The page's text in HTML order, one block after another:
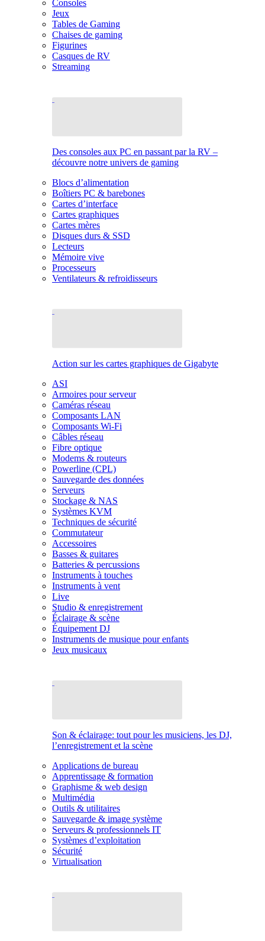
Consoles
Jeux
Tables de Gaming
Chaises de gaming
Figurines
Casques de RV
Streaming
Des consoles aux PC en passant par la RV –
découvre notre univers de gaming
Blocs d’alimentation
Boîtiers PC & barebones
Cartes d’interface
Cartes graphiques
Cartes mères
Disques durs & SSD
Lecteurs
Mémoire vive
Processeurs
Ventilateurs & refroidisseurs
Action sur les cartes graphiques de Gigabyte
ASI
Armoires pour serveur
Caméras réseau
Composants LAN
Composants Wi-Fi
Câbles réseau
Fibre optique
Modems & routeurs
Powerline (CPL)
Sauvegarde des données
Serveurs
Stockage & NAS
Systèmes KVM
Techniques de sécurité
Commutateur
Accessoires
Basses & guitares
Batteries & percussions
Instruments à touches
Instruments à vent
Live
Studio & enregistrement
Éclairage & scène
Équipement DJ
Instruments de musique pour enfants
Jeux musicaux
Son & éclairage: tout pour les musiciens, les DJ,
l’enregistrement et la scène
Applications de bureau
Apprentissage & formation
Graphisme & web design
Multimédia
Outils & utilitaires
Sauvegarde & image système
Serveurs & professionnels IT
Systèmes d’exploitation
Sécurité
Virtualisation